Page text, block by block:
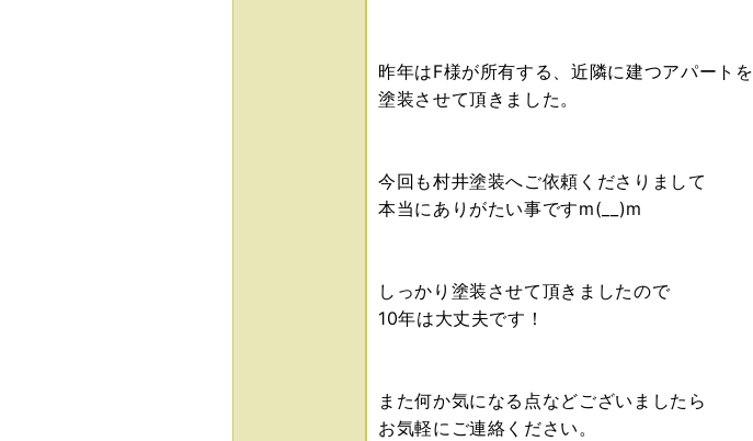
昨年はF様が所有する、近隣に建つアパートを
塗装させて頂きました。
今回も村井塗装へご依頼くださりまして
本当にありがたい事ですm(__)m
しっかり塗装させて頂きましたので
10年は大丈夫です！
また何か気になる点などございましたら
お気軽にご連絡ください。